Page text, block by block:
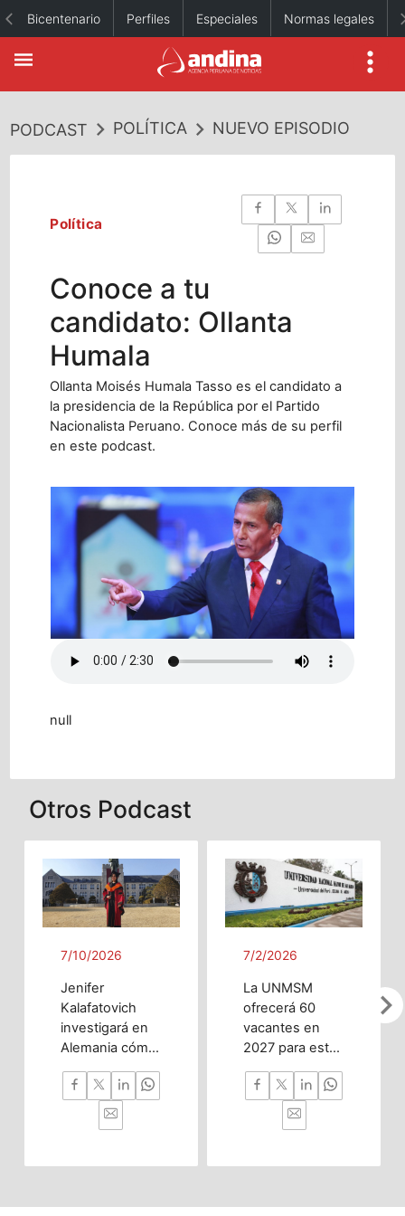
Bicentenario Perfiles Especiales Normas legales
PODCAST POLÍTICA NUEVO EPISODIO
Política
Conoce a tu
candidato: Ollanta
Humala
Ollanta Moisés Humala Tasso es el candidato a
la presidencia de la República por el Partido
Nacionalista Peruano. Conoce más de su perfil
en este podcast.
null
Otros Podcast
chevron_right
7/10/2026
Jenifer
Kalafatovich
investigará en
Alemania cómo
la inteligencia
artificial puede
predecir
trastornos del
cerebral desde
prenatal hasta
7/2/2026
La UNMSM
ofrecerá 60
vacantes en
2027 para esta
innovadora
carrera
enfocada en
investigación,
y desarrollo
impacto en